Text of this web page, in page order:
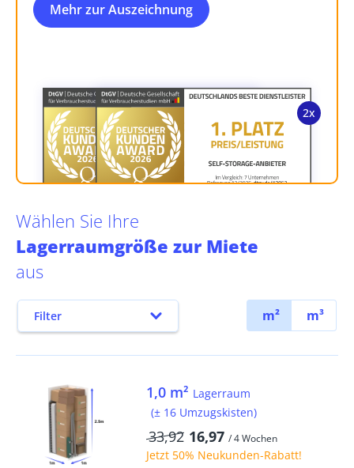
Mehr zur Auszeichnung
Wählen Sie Ihre
Lagerraumgröße zur Miete
aus
Filter m² m³
1,0 m² Lagerraum
(± 16 Umzugskisten)
33,92 16,97 / 4 Wochen
Jetzt 50% Neukunden-Rabatt!